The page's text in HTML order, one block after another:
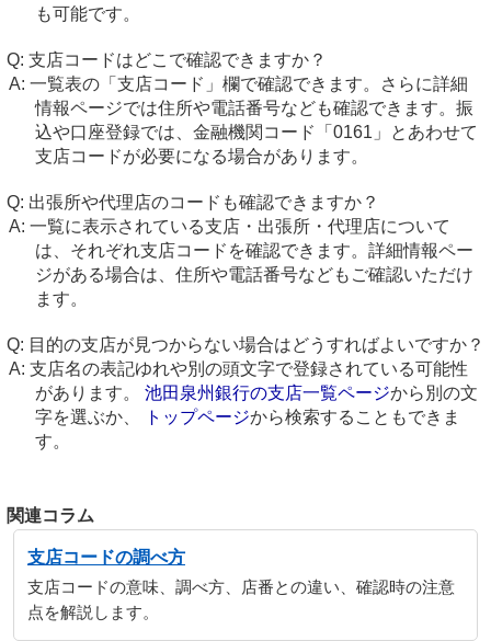
も可能です。
支店コードはどこで確認できますか？
一覧表の「支店コード」欄で確認できます。さらに詳細
情報ページでは住所や電話番号なども確認できます。振
込や口座登録では、金融機関コード「0161」とあわせて
支店コードが必要になる場合があります。
出張所や代理店のコードも確認できますか？
一覧に表示されている支店・出張所・代理店について
は、それぞれ支店コードを確認できます。詳細情報ペー
ジがある場合は、住所や電話番号などもご確認いただけ
ます。
目的の支店が見つからない場合はどうすればよいですか？
支店名の表記ゆれや別の頭文字で登録されている可能性
があります。 池田泉州銀行の支店一覧ページから別の文
字を選ぶか、
トップページから検索することもできま
す。
関連コラム
支店コードの調べ方
支店コードの意味、調べ方、店番との違い、確認時の注意
点を解説します。